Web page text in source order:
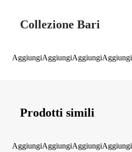
Collezione Bari
AggiungiAggiungiAggiungiAggiungi
Prodotti simili
AggiungiAggiungiAggiungiAggiungi